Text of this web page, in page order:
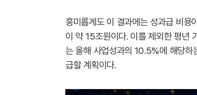
흥미롭게도 이 결과에는 성과급 비용
이 약 15조원이다. 이를 제외한 평년
는 올해 사업성과의 10.5%에 해당하
급할 계획이다.